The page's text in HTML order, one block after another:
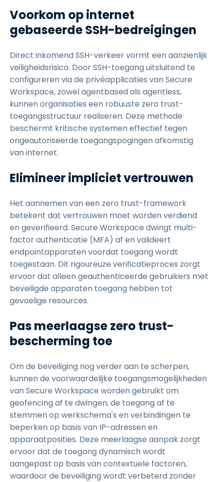
Voorkom op internet
gebaseerde SSH-bedreigingen
Direct inkomend SSH-verkeer vormt een aanzienlijk
veiligheidsrisico. Door SSH-toegang uitsluitend te
configureren via de privéapplicaties van Secure
Workspace, zowel agentbased als agentless,
kunnen organisaties een robuuste zero trust-
toegangsstructuur realiseren. Deze methode
beschermt kritische systemen effectief tegen
ongeautoriseerde toegangspogingen afkomstig
van internet.
Elimineer impliciet vertrouwen
Het aannemen van een zero trust-framework
betekent dat vertrouwen moet worden verdiend
en geverifieerd. Secure Workspace dwingt multi-
factor authenticatie (MFA) af en valideert
endpointapparaten voordat toegang wordt
toegestaan. Dit rigoureuze verificatieproces zorgt
ervoor dat alleen geauthenticeerde gebruikers met
beveiligde apparaten toegang hebben tot
gevoelige resources.
Pas meerlaagse zero trust-
bescherming toe
Om de beveiliging nog verder aan te scherpen,
kunnen de voorwaardelijke toegangsmogelijkheden
van Secure Workspace worden gebruikt om
geofencing af te dwingen, de toegang af te
stemmen op werkschema's en verbindingen te
beperken op basis van IP-adressen en
apparaatposities. Deze meerlaagse aanpak zorgt
ervoor dat de toegang dynamisch wordt
aangepast op basis van contextuele factoren,
waardoor de beveiliging wordt verbeterd zonder